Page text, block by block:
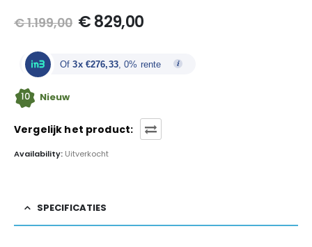
€1.199,00 Oorspronkelijke
€ 1.199,00.
€829,00Huidige
€ 829,00.
Of3x €276,33, 0% rente
10 Nieuw
Vergelijk het product:
Availability: Uitverkocht
SPECIFICATIES